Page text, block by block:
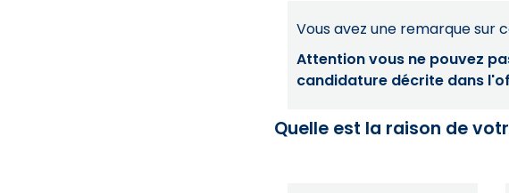
Vous avez une remarque sur
Attention vous ne pouvez
candidature décrite dans
Quelle est la raison de